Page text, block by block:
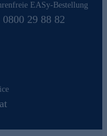
EASy-Bestellung
0800 29 88 82